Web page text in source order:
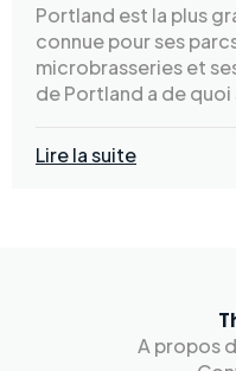
Portland est la plus
connue pour ses
microbrasseries et
de Portland a de
Lire la suite
A propos